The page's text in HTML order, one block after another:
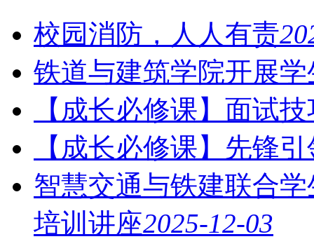
校园消防，人人有责
铁道与建筑学院开展
【成长必修课】面试
【成长必修课】先锋
智慧交通与铁建联合
培训讲座2025-12-03